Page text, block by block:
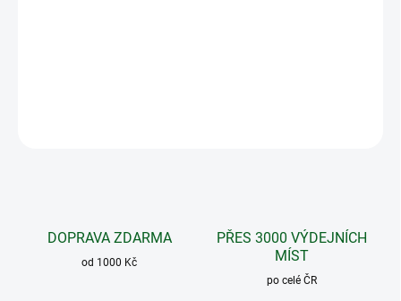
DOPRAVA ZDARMA
od 1000 Kč
PŘES 3000 VÝDEJNÍCH
MÍST
po celé ČR